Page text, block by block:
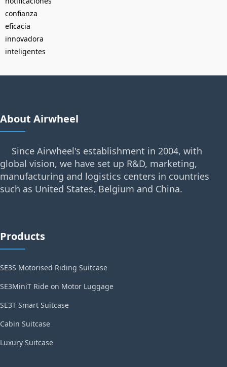
confianza
eficacia
innovadora
inteligentes
About Airwheel
Since Airwheel's establishment in 2004, with
global vision, we have set up R&D, marketing,
manufacturing and logistics centers in countries
such as United States, Belgium and China.
Products
SE3S Motorised Riding Suitcase
SE3MiniT Ride on Motor Luggage
SE3T Smart Suitcase
Cabin Suitcase
Luxury Suitcase